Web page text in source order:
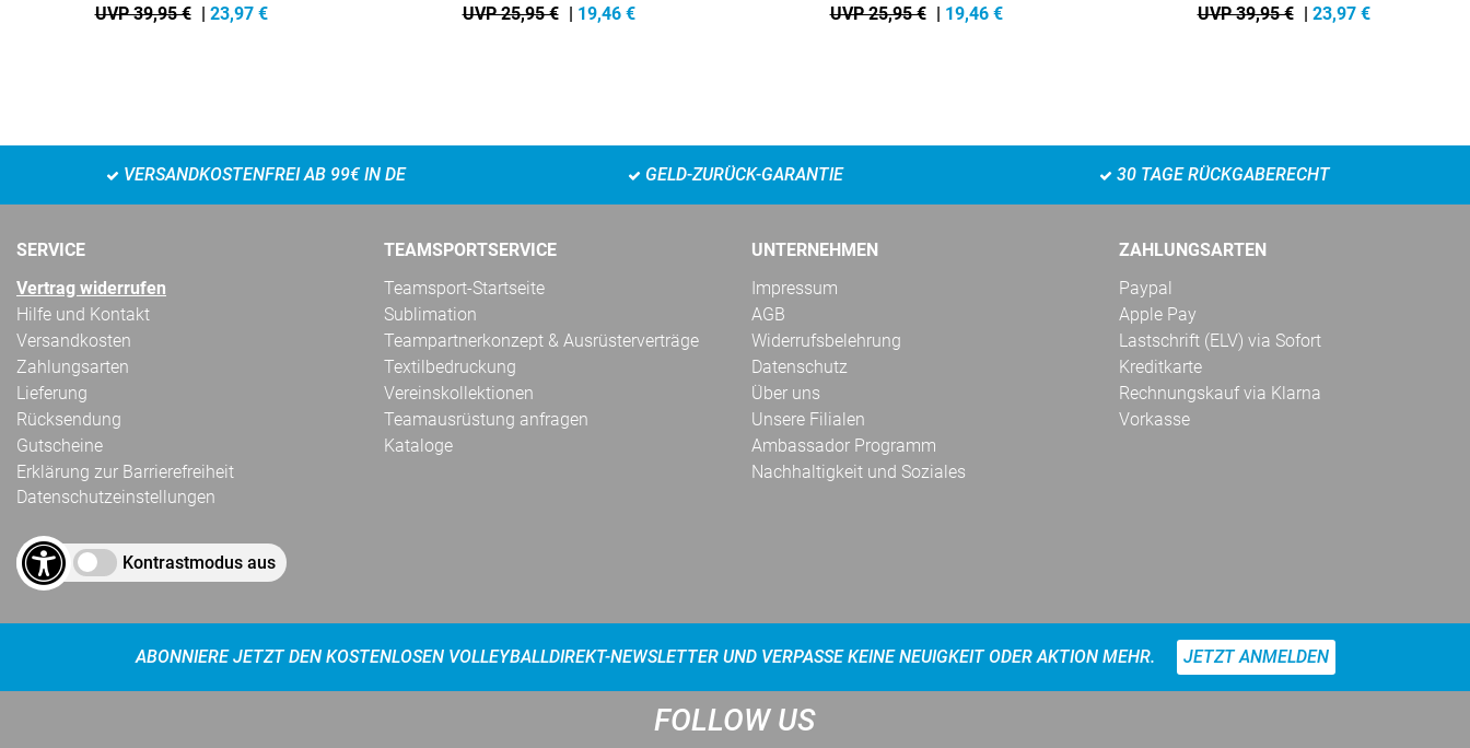
UVP 39,95 € | 23,97 € UVP 25,95 € | 19,46 € UVP 25,95 € | 19,46 € UVP 39,95 € | 23,97 €
VERSANDKOSTENFREI AB 99€ IN DE GELD-ZURÜCK-GARANTIE 30 TAGE RÜCKGABERECHT
SERVICE
Vertrag widerrufen
Hilfe und Kontakt
Versandkosten
Zahlungsarten
Lieferung
Rücksendung
Gutscheine
Erklärung zur Barrierefreiheit
Datenschutzeinstellungen
Kontrastmodus aus
TEAMSPORTSERVICE
Teamsport-Startseite
Sublimation
Teampartnerkonzept & Ausrüsterverträge
Textilbedruckung
Vereinskollektionen
Teamausrüstung anfragen
Kataloge
UNTERNEHMEN
Impressum
AGB
Widerrufsbelehrung
Datenschutz
Über uns
Unsere Filialen
Ambassador Programm
Nachhaltigkeit und Soziales
ZAHLUNGSARTEN
Paypal
Apple Pay
Lastschrift (ELV) via Sofort
Kreditkarte
Rechnungskauf via Klarna
Vorkasse
ABONNIERE JETZT DEN KOSTENLOSEN VOLLEYBALLDIREKT-NEWSLETTER UND VERPASSE KEINE NEUIGKEIT ODER AKTION MEHR. JETZT ANMELDEN
FOLLOW US